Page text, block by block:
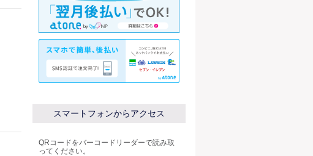
スマートフォンからアクセス
QRコードをバーコードリーダーで読み取
ってください。